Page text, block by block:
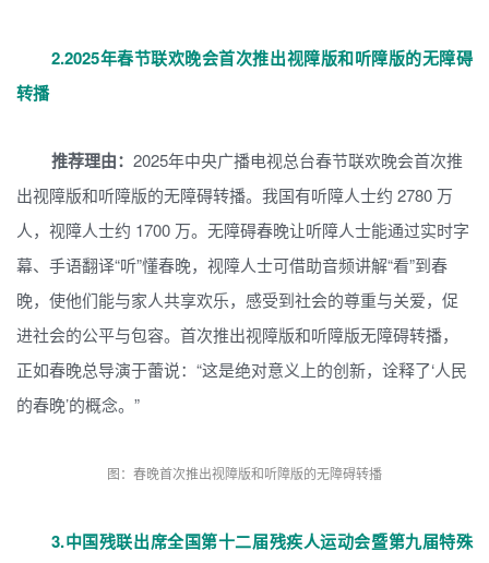
2.2025年春节联欢晚会首次推出视障版和听障版的无障碍
转播
推荐理由： 2025年中央广播电视总台春节联欢晚会首次推
出视障版和听障版的无障碍转播。我国有听障人士约 2780 万
人，视障人士约 1700 万。无障碍春晚让听障人士能通过实时字
幕、手语翻译“听”懂春晚，视障人士可借助音频讲解“看”到春
晚，使他们能与家人共享欢乐，感受到社会的尊重与关爱，促
进社会的公平与包容。首次推出视障版和听障版无障碍转播，
正如春晚总导演于蕾说：“这是绝对意义上的创新，诠释了‘人民
的春晚’的概念。”
图：春晚首次推出视障版和听障版的无障碍转播
3.中国残联出席全国第十二届残疾人运动会暨第九届特殊